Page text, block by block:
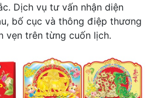
Dịch vụ tư vấn nhận diện
bố cục và thông điệp thương
vẹn trên từng cuốn lịch.